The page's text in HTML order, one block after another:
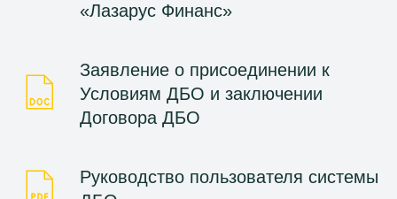
«Лазарус Финанс»
Заявление о присоединении к
Условиям ДБО и заключении
Договора ДБО
Руководство пользователя системы